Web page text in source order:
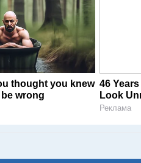
thought you knew
wrong
46
Look
Реклама